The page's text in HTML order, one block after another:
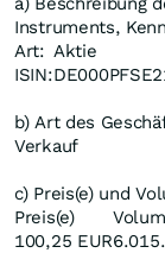
Instruments,
Art: Aktie
ISIN:
b) Art des
Verkauf
c) Preis(e) und
Preis(e)
100,25 EUR